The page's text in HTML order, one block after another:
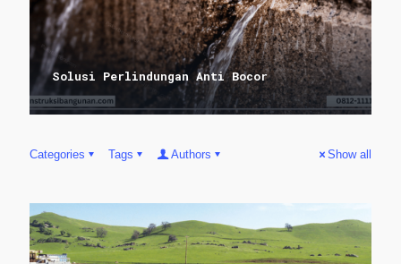
Solusi Perlindungan Anti Bocor
Categories Tags Authors Show all